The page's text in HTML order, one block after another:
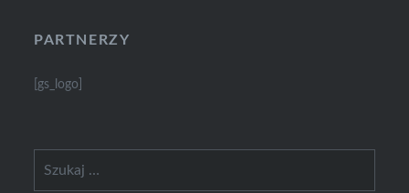
PARTNERZY
[gs_logo]